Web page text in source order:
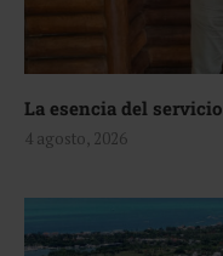
La esencia del servicio
4 agosto, 2026